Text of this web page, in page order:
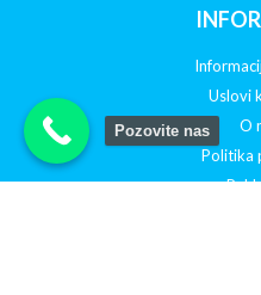
Uslovi
O
Politika
Pozovite nas